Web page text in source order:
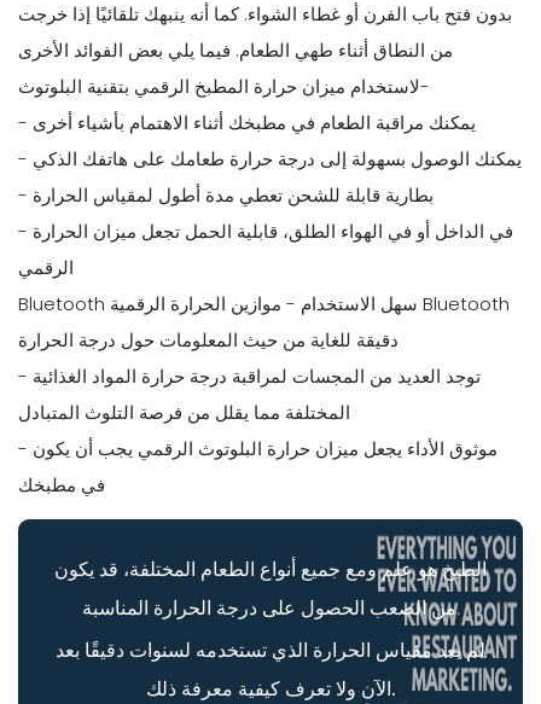
بدون فتح باب الفرن أو غطاء الشواء. كما أنه ينبهك تلقائيًا إذا خرجت
من النطاق أثناء طهي الطعام. فيما يلي بعض الفوائد الأخرى
لاستخدام ميزان حرارة المطبخ الرقمي بتقنية البلوتوث-
- يمكنك مراقبة الطعام في مطبخك أثناء الاهتمام بأشياء أخرى
- يمكنك الوصول بسهولة إلى درجة حرارة طعامك على هاتفك الذكي
- بطارية قابلة للشحن تعطي مدة أطول لمقياس الحرارة
- في الداخل أو في الهواء الطلق، قابلية الحمل تجعل ميزان الحرارة
الرقمي
Bluetooth سهل الاستخدام - موازين الحرارة الرقمية Bluetooth
دقيقة للغاية من حيث المعلومات حول درجة الحرارة
- توجد العديد من المجسات لمراقبة درجة حرارة المواد الغذائية
المختلفة مما يقلل من فرصة التلوث المتبادل
- موثوق الأداء يجعل ميزان حرارة البلوتوث الرقمي يجب أن يكون
في مطبخك
الطبخ هو علم ومع جميع أنواع الطعام المختلفة، قد يكون
من الصعب الحصول على درجة الحرارة المناسبة.
لم يعد مقياس الحرارة الذي تستخدمه لسنوات دقيقًا بعد
الآن ولا تعرف كيفية معرفة ذلك.